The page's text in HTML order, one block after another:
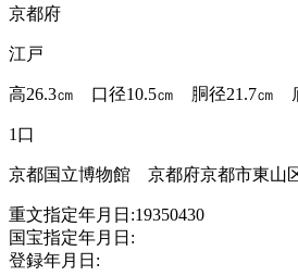
京都府
江戸
高26.3㎝ 口径10.5㎝ 胴径21.7㎝
1口
京都国立博物館 京都府京都市東山
重文指定年月日:19350430
国宝指定年月日:
登録年月日: